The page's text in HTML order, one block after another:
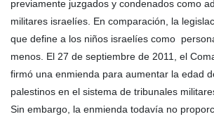
previamente juzgados y condenados como
militares israelíes. En comparación, la
que define a los niños israelíes como
menos. El 27 de septiembre de 2011, el
firmó una enmienda para aumentar la edad
palestinos en el sistema de tribunales
Sin embargo, la enmienda todavía no